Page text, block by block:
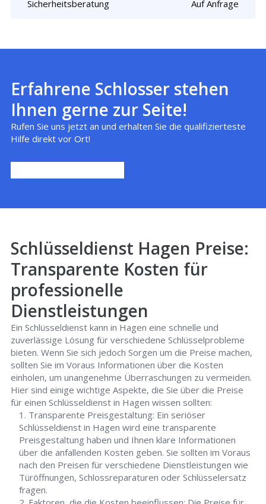
Sicherheitsberatung Auf Anfrage
Erfahrene Schlosser stehen
Ihnen gerne zur Seite!
Rufen Sie uns jetzt an und erhalten Sie die qualifizierteste
Hilfe direkt vor Ort!
Schlüsseldienst Hagen Preise:
Transparente Kosten für
professionelle
Dienstleistungen
Ein Schlüsseldienst kann in Hagen eine schnelle und
zuverlässige Lösung für verschiedene Schlüsselprobleme
bieten. Wenn Sie sich jedoch Sorgen um die Preise machen,
sollten Sie im Voraus Informationen über die Kosten
einholen, um unangenehme Überraschungen zu vermeiden.
Hier sind einige wichtige Aspekte, die Sie über die Preise
für einen Schlüsseldienst in Hagen wissen sollten:
Transparente Preisgestaltung: Ein seriöser
Schlüsseldienst in Hagen wird eine transparente
Preisgestaltung haben und Ihnen klare Informationen
über die anfallenden Kosten geben. Sie sollten im Voraus
nach den Preisen für verschiedene Dienstleistungen wie
Türöffnungen, Schlossreparaturen oder Schlüsselersatz
fragen.